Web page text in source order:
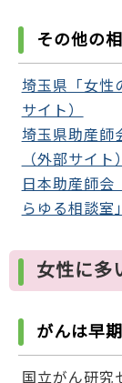
その他の
埼玉県「女性
サイト）
埼玉県助産師
（外部サイト）
日本助産師
らゆる相談室
女性に多
がんは早
国立がん研究